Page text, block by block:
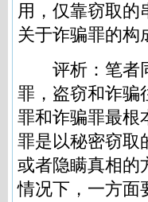
用，仅靠窃取的
关于诈骗罪的构
评析：笔者同
罪，盗窃和诈骗
罪和诈骗罪最根
罪是以秘密窃取
或者隐瞒真相的
情况下，一方面